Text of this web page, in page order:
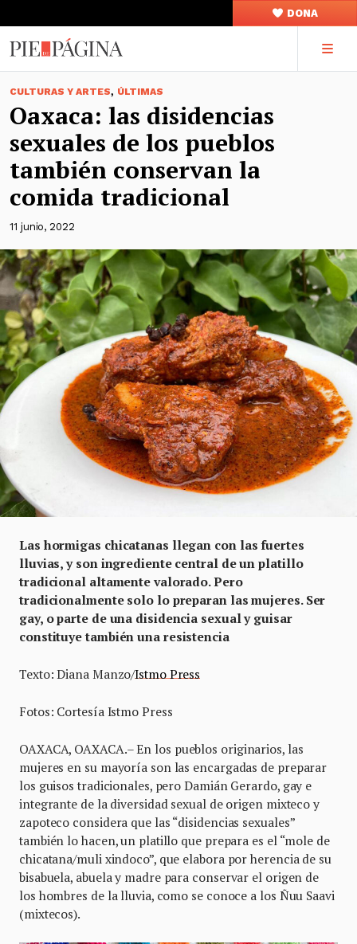
DONA
CULTURAS Y ARTES, ÚLTIMAS
Oaxaca: las disidencias
sexuales de los pueblos
también conservan la
comida tradicional
11 junio, 2022
Las hormigas chicatanas llegan con las fuertes
lluvias, y son ingrediente central de un platillo
tradicional altamente valorado. Pero
tradicionalmente solo lo preparan las mujeres. Ser
gay, o parte de una disidencia sexual y guisar
constituye también una resistencia
Texto: Diana Manzo/Istmo Press
Fotos: Cortesía Istmo Press
OAXACA, OAXACA.– En los pueblos originarios, las
mujeres en su mayoría son las encargadas de preparar
los guisos tradicionales, pero Damián Gerardo, gay e
integrante de la diversidad sexual de origen mixteco y
zapoteco considera que las “disidencias sexuales”
también lo hacen, un platillo que prepara es el “mole de
chicatana/muli xindoco”, que elabora por herencia de su
bisabuela, abuela y madre para conservar el origen de
los hombres de la lluvia, como se conoce a los Ñuu Saavi
(mixtecos).